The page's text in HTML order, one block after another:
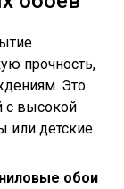
прочность,
Это
с высокой
или детские
обои